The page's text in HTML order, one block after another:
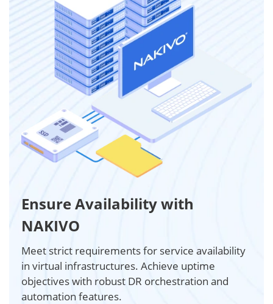
Ensure Availability with
NAKIVO
Meet strict requirements for service availability
in virtual infrastructures. Achieve uptime
objectives with robust DR orchestration and
automation features.